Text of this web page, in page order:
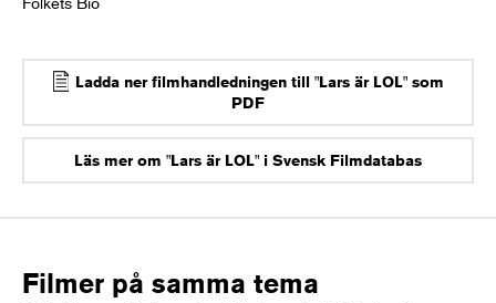
Ladda ner filmhandledningen till "Lars är LOL" som
PDF
Läs mer om "Lars är LOL" i Svensk Filmdatabas
Filmer på samma tema